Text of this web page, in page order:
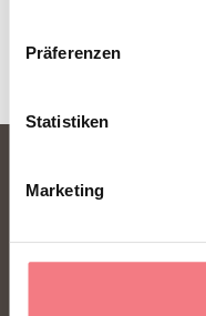
Präferenzen
Statistiken
Marketing